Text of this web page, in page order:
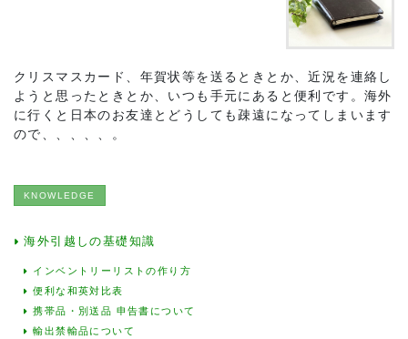
クリスマスカード、年賀状等を送るときとか、近況を連絡し
ようと思ったときとか、いつも手元にあると便利です。海外
に行くと日本のお友達とどうしても疎遠になってしまいます
ので、、、、、。
KNOWLEDGE
海外引越しの基礎知識
インベントリーリストの作り方
便利な和英対比表
携帯品・別送品 申告書について
輸出禁輸品について